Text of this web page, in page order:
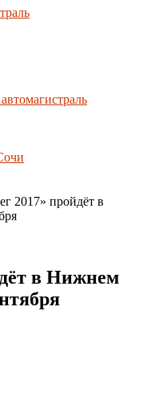
2017» пройдёт в
в Нижнем